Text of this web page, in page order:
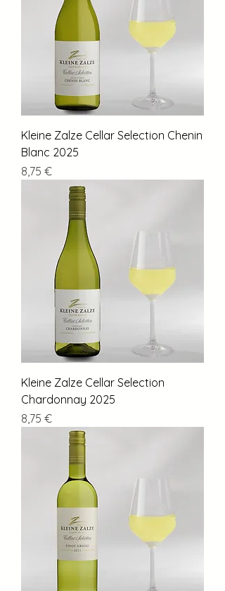
Kleine Zalze Cellar Selection Chenin
Blanc 2025
Preis
8,75 €
Kleine Zalze Cellar Selection
Chardonnay 2025
Preis
8,75 €